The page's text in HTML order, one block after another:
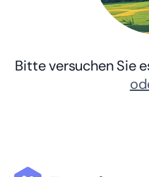
Bitte versuchen Sie